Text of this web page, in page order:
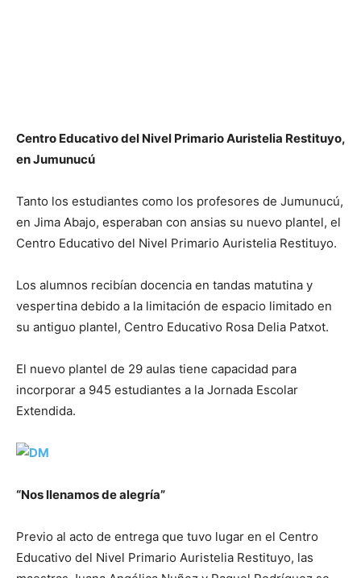
Centro Educativo del Nivel Primario Auristelia Restituyo,
en Jumunucú
Tanto los estudiantes como los profesores de Jumunucú,
en Jima Abajo, esperaban con ansias su nuevo plantel, el
Centro Educativo del Nivel Primario Auristelia Restituyo.
Los alumnos recibían docencia en tandas matutina y
vespertina debido a la limitación de espacio limitado en
su antiguo plantel, Centro Educativo Rosa Delia Patxot.
El nuevo plantel de 29 aulas tiene capacidad para
incorporar a 945 estudiantes a la Jornada Escolar
Extendida.
“Nos llenamos de alegría”
Previo al acto de entrega que tuvo lugar en el Centro
Educativo del Nivel Primario Auristelia Restituyo, las